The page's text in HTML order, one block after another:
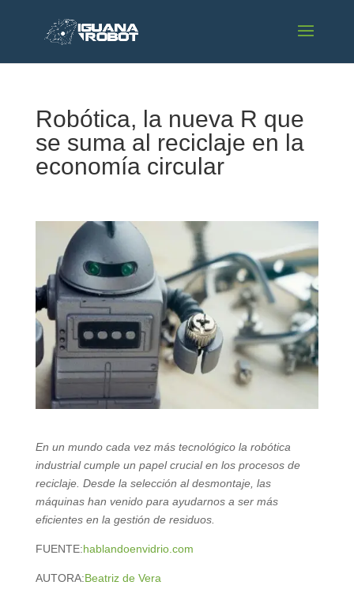
Robótica, la nueva R que
se suma al reciclaje en la
economía circular
En un mundo cada vez más tecnológico la robótica
industrial cumple un papel crucial en los procesos de
reciclaje. Desde la selección al desmontaje, las
máquinas han venido para ayudarnos a ser más
eficientes en la gestión de residuos.
FUENTE:hablandoenvidrio.com
AUTORA:Beatriz de Vera